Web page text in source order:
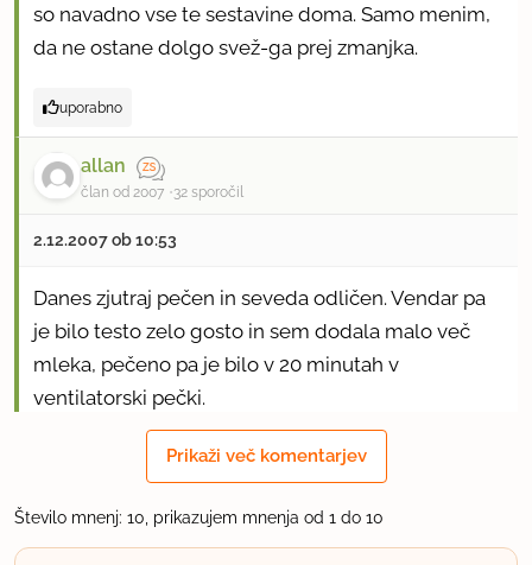
so navadno vse te sestavine doma. Samo menim,
da ne ostane dolgo svež-ga prej zmanjka.
uporabno
allan
član od 2007 32 sporočil
2.12.2007 ob 10:53
Danes zjutraj pečen in seveda odličen. Vendar pa
je bilo testo zelo gosto in sem dodala malo več
mleka, pečeno pa je bilo v 20 minutah v
ventilatorski pečki.
juti
Prikaži več komentarjev
Število mnenj: 10, prikazujem mnenja od 1 do 10